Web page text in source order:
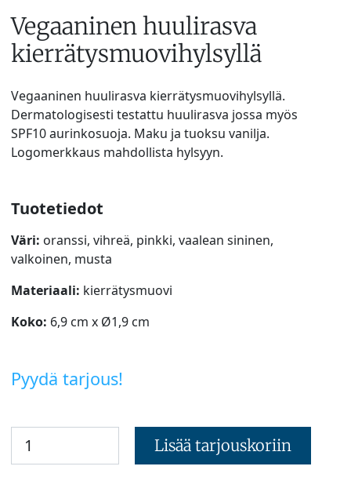
Vegaaninen huulirasva
kierrätysmuovihylsyllä
Vegaaninen huulirasva kierrätysmuovihylsyllä.
Dermatologisesti testattu huulirasva jossa myös
SPF10 aurinkosuoja. Maku ja tuoksu vanilja.
Logomerkkaus mahdollista hylsyyn.
Tuotetiedot
Väri: oranssi, vihreä, pinkki, vaalean sininen,
valkoinen, musta
Materiaali: kierrätysmuovi
Koko: 6,9 cm x Ø1,9 cm
Pyydä tarjous!
Lisää tarjouskoriin